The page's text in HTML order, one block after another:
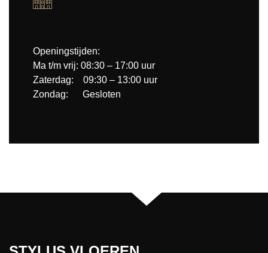
Openingstijden:
Ma t/m vrij: 08:30 – 17:00 uur
Zaterdag: 09:30 – 13:00 uur
Zondag: Gesloten